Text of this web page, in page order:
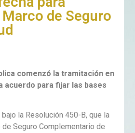
de Seguro
comenzó la tramitación en
acuerdo para fijar las bases
la Resolución 450-B, que la
Seguro Complementario de